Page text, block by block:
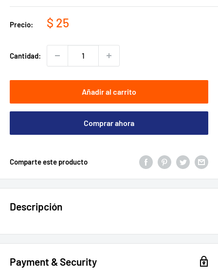
Precio:
Precio
venta
$ 25
Cantidad:
Añadir al carrito
Comprar ahora
Comparte este producto
Descripción
Payment & Security